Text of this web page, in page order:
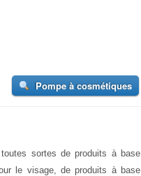
Pompe à cosmétiques
sortes de produits à base
le visage, de produits à base